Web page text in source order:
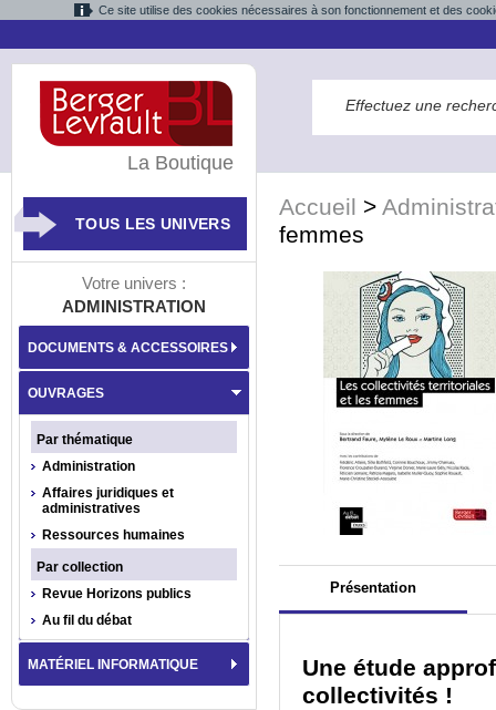
Ce site utilise des cookies nécessaires à son fonctionnement et des
Accueil >
femmes
Présentation
Une étude
collectivités !
La Boutique
TOUS LES UNIVERS
Votre univers :
ADMINISTRATION
DOCUMENTS & ACCESSOIRES
OUVRAGES
Par thématique
Administration
Affaires juridiques et
administratives
Ressources humaines
Par collection
Revue Horizons publics
Au fil du débat
MATÉRIEL INFORMATIQUE